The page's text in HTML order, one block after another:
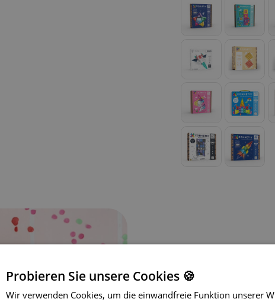
Probieren Sie unsere Cookies 🍪
Wir verwenden Cookies, um die einwandfreie Funktion unserer